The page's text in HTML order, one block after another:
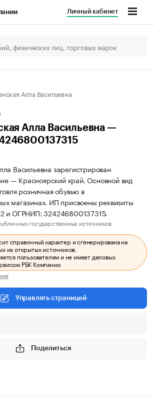
Личный кабинет
Алла Васильевна
Алла Васильевна —
Васильевна зарегистрирован
— Красноярский край. Основной вид
розничная обувью в
магазинах. ИП присвоены реквизиты
и ОГРНИП: 324246800137315.
государственных источников.
справочный характер и сгенерирована на
из открытых источников.
пользователем и не имеет деловых
РБК Компании.
Управлять страницей
Поделиться